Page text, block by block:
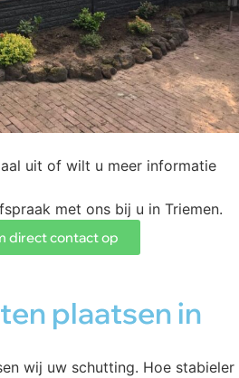
uit of wilt u meer informatie
met ons bij u in Triemen.
direct contact op
plaatsen in
wij uw schutting. Hoe stabieler